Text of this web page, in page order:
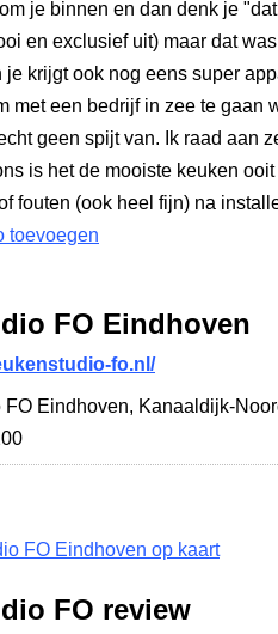
je binnen en dan denk je
en exclusief uit) maar dat
je krijgt ook nog eens super
met een bedrijf in zee te gaan
geen spijt van. Ik raad aan
is het de mooiste keuken
fouten (ook heel fijn) na
toevoegen
FO Eindhoven
fo.nl/
FO Eindhoven, Kanaaldijk-
FO Eindhoven op kaart
FO review